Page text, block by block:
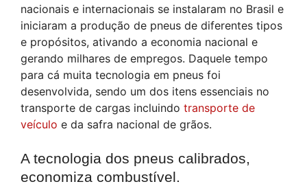
nacionais e internacionais se instalaram no Brasil e
iniciaram a produção de pneus de diferentes tipos
e propósitos, ativando a economia nacional e
gerando milhares de empregos. Daquele tempo
para cá muita tecnologia em pneus foi
desenvolvida, sendo um dos itens essenciais no
transporte de cargas incluindo transporte de
veículo e da safra nacional de grãos.
A tecnologia dos pneus calibrados,
economiza combustível.